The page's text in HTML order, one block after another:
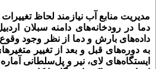
مدیریت منابع آب نیازمند لحاظ
دما در رودخانه‌های دامنه سبلان
داده‌های بارش و دما از نظر وجود
به دوره‌های قبل و بعد از تغییر متغیرهای اقلیمی
ایستگاه‌های لای، نیر و پل‌سلطانی